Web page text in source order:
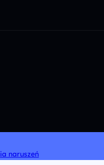
naruszeń